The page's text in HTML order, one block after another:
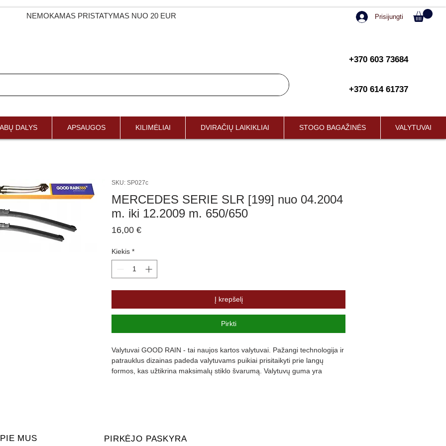
NEMOKAMAS PRISTATYMAS NUO 20 EUR Prisijungti
+370 603 73684
+370 614 61737
DALYS APSAUGOS KILIMĖLIAI DVIRAČIŲ LAIKIKLIAI STOGO BAGAŽINĖS VALYTUVAI
SKU: SP027c
MERCEDES SERIE SLR [199] nuo 04.2004
m. iki 12.2009 m. 650/650
16,00 €Price
Kiekis *
Į krepšelį
Pirkti
Valytuvai GOOD RAIN - tai naujos kartos valytuvai. Pažangi technologija ir
patrauklus dizainas padeda valytuvams puikiai prisitaikyti prie langų
formos, kas užtikrina maksimalų stiklo švarumą. Valytuvų guma yra
MUS PIRKĖJO PASKYRA